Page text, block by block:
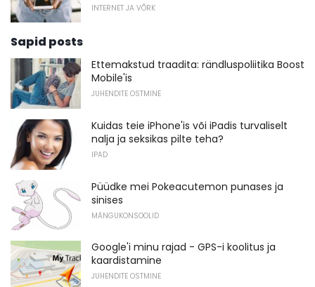
INTERNET JA VÕRK
Sapid posts
Ettemakstud traadita: rändluspoliitika Boost
Mobile'is
JUHENDITE OSTMINE
Kuidas teie iPhone'is või iPadis turvaliselt
nalja ja seksikas pilte teha?
IPAD
Püüdke mei Pokeacutemon punases ja
sinises
MÄNGUKONSOOLID
Google'i minu rajad - GPS-i koolitus ja
kaardistamine
JUHENDITE OSTMINE